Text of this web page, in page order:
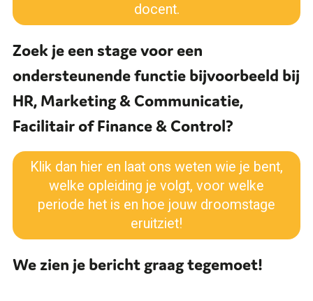
docent.
Zoek je een stage voor een
ondersteunende functie bijvoorbeeld bij
HR, Marketing & Communicatie,
Facilitair of Finance & Control?
Klik dan hier en laat ons weten wie je bent,
welke opleiding je volgt, voor welke
periode het is en hoe jouw droomstage
eruitziet!
We zien je bericht graag tegemoet!